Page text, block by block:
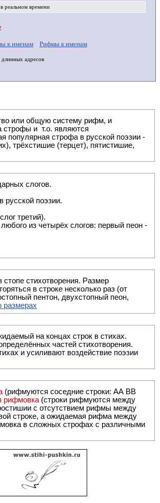
реальном времени
к именам Рифмы к именам
длинных адресов
трёхстишие (терцет), пятистишие,
слогов.
русской поэзии.
третий).
из четырёх слогов: первый пеон -
стопе стихотворения. Размер
в строке несколько раз (от
пентон, двухстопный пеон,
размерах
и ожидаемый на концах строк в стихах.
частей стихотворения.
и усиливают воздействие поэзии
(рифмуются соседние строки: AA ВВ
рифмовка (строки рифмуются между
с отсутствием рифмы между
строке, а ожидаемая рифма между